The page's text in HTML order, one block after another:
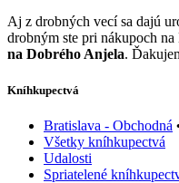
Aj z drobných vecí sa dajú
drobným ste pri nákupoch
na Dobrého Anjela.
Kníhkupectvá
Bratislava - Obchodná
Všetky kníhkupectvá
Udalosti
Spriatelené